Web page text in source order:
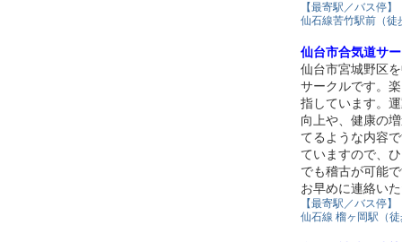
【最寄駅／バス停】
仙石線苦竹駅前（徒
仙台市合気道サ
仙台市宮城野区
サークルです。
指しています。
向上や、健康の
てるような内容
ていますので、
でも稽古が可能
お早めに連絡い
【最寄駅／バス停】
仙石線 榴ヶ岡駅（